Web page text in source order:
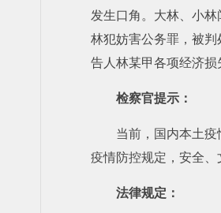
发生口角。大林、小
林犯妨害公务罪，被
告人林某甲各项经济损
检察官提示：
当前，国内本土
疫情防控规定，安全、
法律规定：